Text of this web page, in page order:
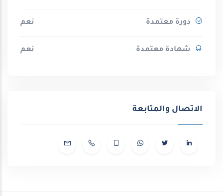
دورة معتمدة نعم
شهادة معتمدة نعم
الاتصال والمتابعة